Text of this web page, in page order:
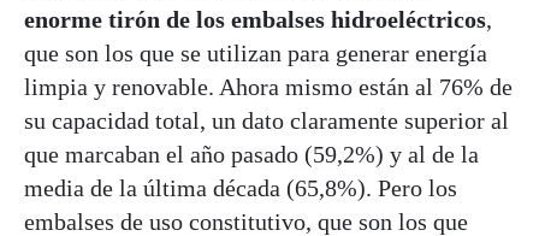
enorme tirón de los embalses hidroeléctricos,
que son los que se utilizan para generar energía
limpia y renovable. Ahora mismo están al 76% de
su capacidad total, un dato claramente superior al
que marcaban el año pasado (59,2%) y al de la
media de la última década (65,8%). Pero los
embalses de uso constitutivo, que son los que